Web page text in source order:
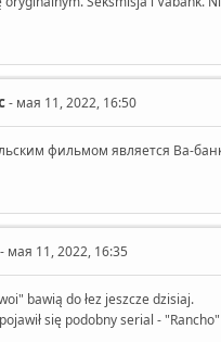
- мая 11, 2022, 16:50
фильмом является Ва-
- мая 11, 2022, 16:35
bawią do łez jeszcze dzisiaj.
się podobny serial -